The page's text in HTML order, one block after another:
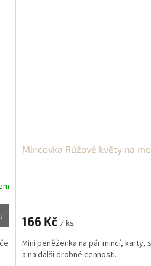
Mincovka Růžové květy na
166 Kč / ks
Mini peněženka na pár mincí, karty,
a na další drobné cennosti.